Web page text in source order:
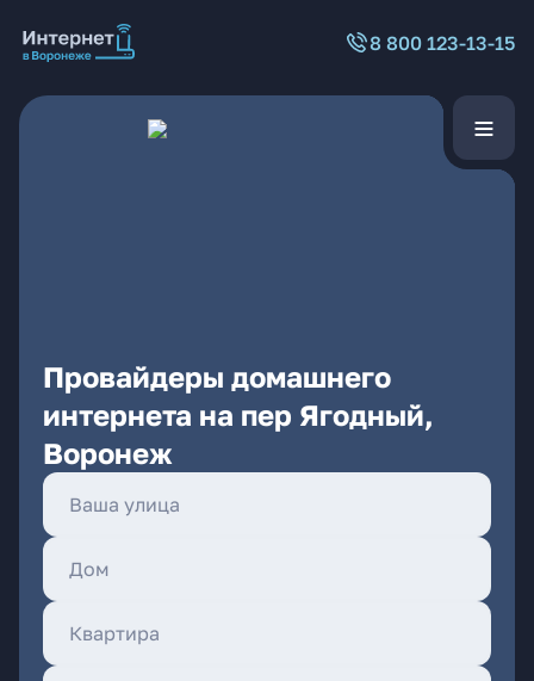
8 800 123-13-15
Провайдеры домашнего
интернета на пер Ягодный,
Воронеж